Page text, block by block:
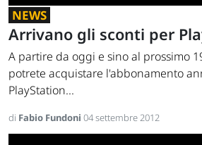
NEWS
Arrivano gli sconti per
A partire da oggi e sino al prossimo
potrete acquistare l'abbonamento
PlayStation...
di Fabio Fundoni 04 settembre 2012